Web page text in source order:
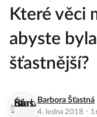
Které věci
abyste
šťastnější?
Barbora Šťastná
4. ledna 2018 ·